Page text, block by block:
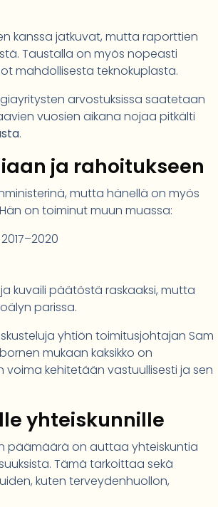
kanssa jatkuvat, mutta raporttien
Taustalla on myös nopeasti
mahdollisesta teknokuplasta.
arvostuksissa saatetaan
vuosien aikana nojaa pitkälti
.
ja rahoitukseen
mutta hänellä on myös
on toiminut muun muassa:
kuvaili päätöstä raskaaksi, mutta
parissa.
yhtiön toimitusjohtajan Sam
mukaan kaksikko on
kehitetään vastuullisesti ja sen
yhteiskunnille
päämäärä on auttaa yhteiskuntia
Tämä tarkoittaa sekä
kuten terveydenhuollon,